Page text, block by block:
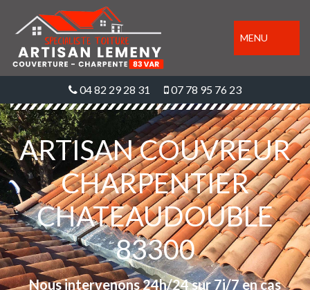
MENU
04 82 29 28 31 07 78 95 76 23
ARTISAN COUVREUR
CHARPENTIER
CHATEAUDOUBLE
83300
Nous intervenons 24h/24 sur 7j/7 en cas